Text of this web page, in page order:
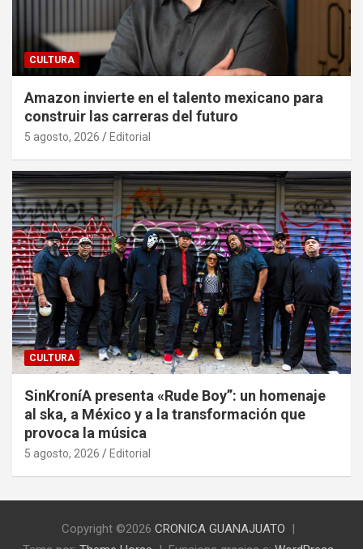
CULTURA
Amazon invierte en el talento mexicano para
construir las carreras del futuro
5 agosto, 2026 Editorial
CULTURA
SinKroníA presenta «Rude Boy”: un homenaje
al ska, a México y a la transformación que
provoca la música
5 agosto, 2026 Editorial
Copyright ©2026 CRONICA GUANAJUATO